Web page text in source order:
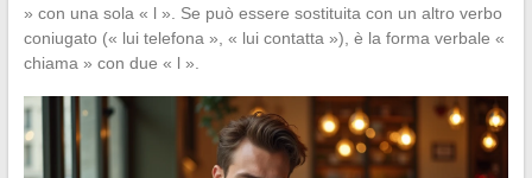
» con una sola « l ». Se può essere sostituita con un altro verbo
coniugato (« lui telefona », « lui contatta »), è la forma verbale «
chiama » con due « l ».